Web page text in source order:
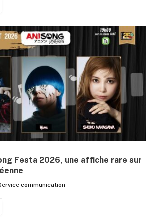
Festa 2026, une affiche rare sur
communication